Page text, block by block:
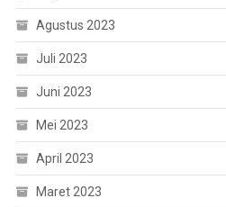
Agustus 2023
Juli 2023
Juni 2023
Mei 2023
April 2023
Maret 2023